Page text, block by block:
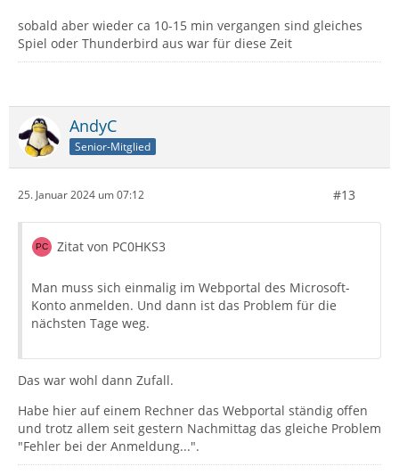
sobald aber wieder ca 10-15 min vergangen sind gleiches
Spiel oder Thunderbird aus war für diese Zeit
AndyC
Senior-Mitglied
25. Januar 2024 um 07:12 #13
Zitat von PC0HKS3
Man muss sich einmalig im Webportal des Microsoft-
Konto anmelden. Und dann ist das Problem für die
nächsten Tage weg.
Das war wohl dann Zufall.
Habe hier auf einem Rechner das Webportal ständig offen
und trotz allem seit gestern Nachmittag das gleiche Problem
"Fehler bei der Anmeldung...".